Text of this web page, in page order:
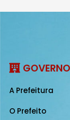
GOVERNO
A Prefeitura
O Prefeito